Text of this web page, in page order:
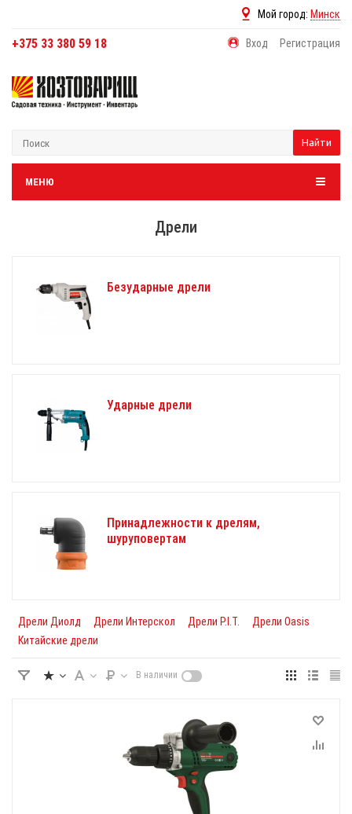
Мой город: Минск
+375 33 380 59 18 Вход Регистрация
Найти
МЕНЮ
Дрели
Безударные дрели
Ударные дрели
Принадлежности к дрелям,
шуруповертам
Дрели Диолд Дрели Интерскол Дрели P.I.T.
Дрели Oasis
Китайские дрели
В наличии